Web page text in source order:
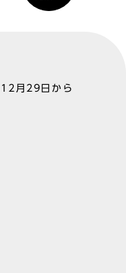
12月29日から